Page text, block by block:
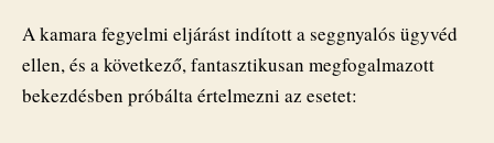
A kamara fegyelmi eljárást indított a seggnyalós ügyvéd
ellen, és a következő, fantasztikusan megfogalmazott
bekezdésben próbálta értelmezni az esetet: